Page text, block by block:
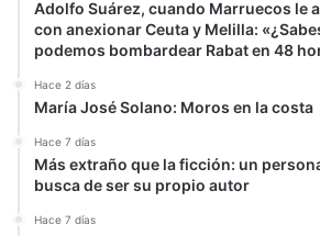
Adolfo Suárez, cuando Marruecos le
con anexionar Ceuta y Melilla:
podemos bombardear Rabat en 48
Hace 2 días
María José Solano: Moros en la costa
Hace 7 días
Más extraño que la ficción: un
busca de ser su propio autor
Hace 7 días